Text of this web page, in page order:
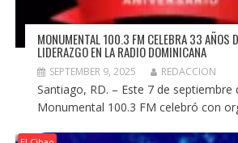
MONUMENTAL 100.3 FM CELEBRA 33 AÑOS
LIDERAZGO EN LA RADIO DOMINICANA
SEPTEMBER 9, 2025 REDACCION
Santiago, RD. – Este 7 de septiembre
Monumental 100.3 FM celebró con